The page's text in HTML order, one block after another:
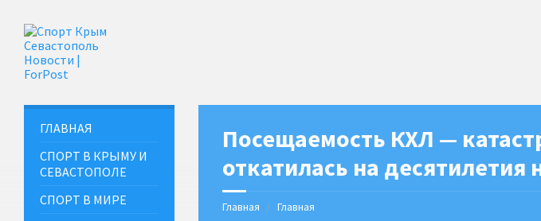
Посещаемость КХЛ —
откатилась на десятилетия
Главная Главная
ГЛАВНАЯ
СПОРТ В КРЫМУ И
СЕВАСТОПОЛЕ
СПОРТ В МИРЕ